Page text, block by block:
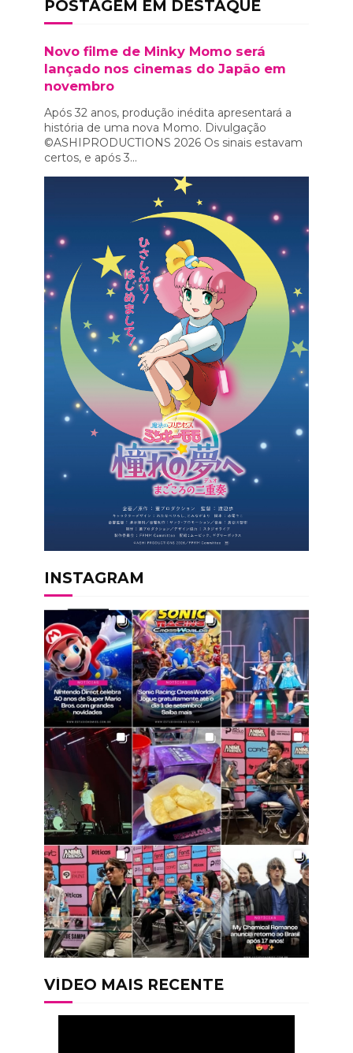
POSTAGEM EM DESTAQUE
Novo filme de Minky Momo será
lançado nos cinemas do Japão em
novembro
Após 32 anos, produção inédita apresentará a
história de uma nova Momo. Divulgação
©ASHIPRODUCTIONS 2026 Os sinais estavam
certos, e após 3...
INSTAGRAM
VÍDEO MAIS RECENTE